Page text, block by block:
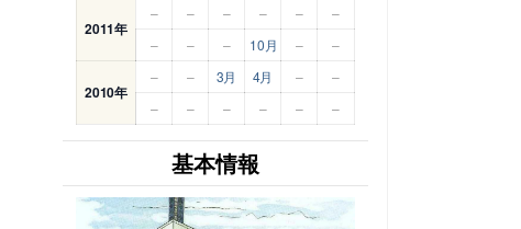
2011年
– – – – –
–
–
– – 10月 – –
2010年
– – 3月 4月 –
–
–
– – – – –
基本情報